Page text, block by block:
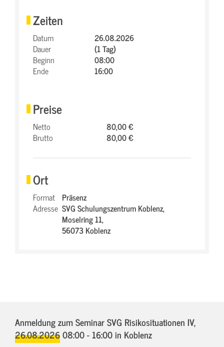
Zeiten
Datum
26.08.2026
Dauer
(1 Tag)
Beginn
08:00
Ende
16:00
Preise
Netto
80,00 €
Brutto
80,00 €
Ort
Format Präsenz
Adresse SVG Schulungszentrum Koblenz,
Moselring 11,
56073 Koblenz
Anmeldung zum Seminar SVG Risikosituationen IV,
26.08.2026 08:00 - 16:00in Koblenz